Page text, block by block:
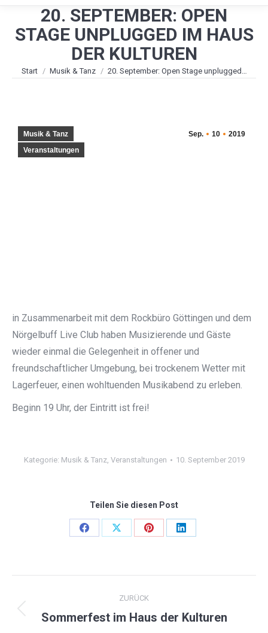
20. SEPTEMBER: OPEN
STAGE UNPLUGGED IM HAUS
DER KULTUREN
Sie befinden sich hier:
Start Musik & Tanz 20. September: Open Stage unplugged…
Sep. 10 2019
Musik & Tanz
Veranstaltungen
in Zusammenarbeit mit dem Rockbüro Göttingen und dem
Nörgelbuff Live Club haben Musizierende und Gäste
wieder einmal die Gelegenheit in offener und
freundschaftlicher Umgebung, bei trockenem Wetter mit
Lagerfeuer, einen wohltuenden Musikabend zu erleben.
Beginn 19 Uhr, der Eintritt ist frei!
Kategorie: Musik & Tanz, Veranstaltungen 10. September 2019
Teilen Sie diesen Post
Share
Share
Share
Share
ZURÜCK
Vorheriger
Sommerfest im Haus der Kulturen